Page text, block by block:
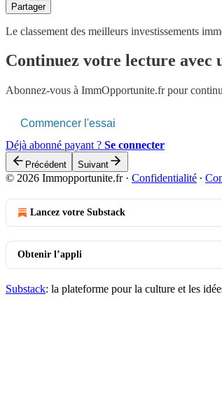
Partager
Le classement des meilleurs investissements
Continuez votre lecture avec
Abonnez-vous à ImmOpportunite.frpour
Commencer l'essai
Déjà abonné payant ? Se connecter
Précédent Suivant
© 2026 Immopportunite.fr· Confidentialité ∙
Lancez votre Substack
Obtenir l’appli
Substack: la plateforme pour la culture et les